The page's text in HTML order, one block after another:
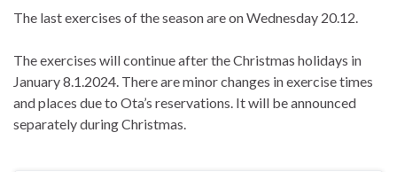
The last exercises of the season are on Wednesday 20.12.
The exercises will continue after the Christmas holidays in
January 8.1.2024. There are minor changes in exercise times
and places due to Ota’s reservations. It will be announced
separately during Christmas.